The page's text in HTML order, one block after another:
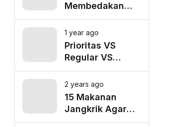
Membedakan
Cucak Ranting
Jantan Dan
Betina
1 year ago
Prioritas VS
Regular VS
Pooling
Lalamove, Mana
yang Paling
Cocok untuk
Kebutuhan
2 years ago
15 Makanan
Jangkrik Agar
Burung Kicau